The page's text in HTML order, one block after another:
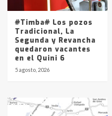
#Timba# Los pozos
Tradicional, La
Segunda y Revancha
quedaron vacantes
en el Quini 6
5 agosto, 2026